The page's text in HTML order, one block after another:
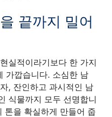
끝까지 밀어
실적이라기보다 한 가지
가깝습니다. 소심한 남
, 잔인하고 과시적인 남
식물까지 모두 선명합니
톤을 확실하게 만들어 줍